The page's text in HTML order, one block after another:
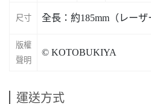
尺寸 全長：約185mm（レーザ
版權
聲明
© KOTOBUKIYA
運送方式